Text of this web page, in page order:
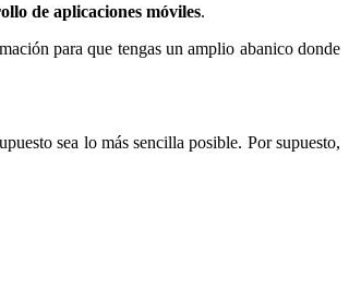
de aplicaciones móviles.
para que tengas un amplio abanico donde
sea lo más sencilla posible. Por supuesto,